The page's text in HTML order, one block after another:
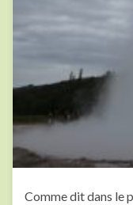
Comme dit dans le